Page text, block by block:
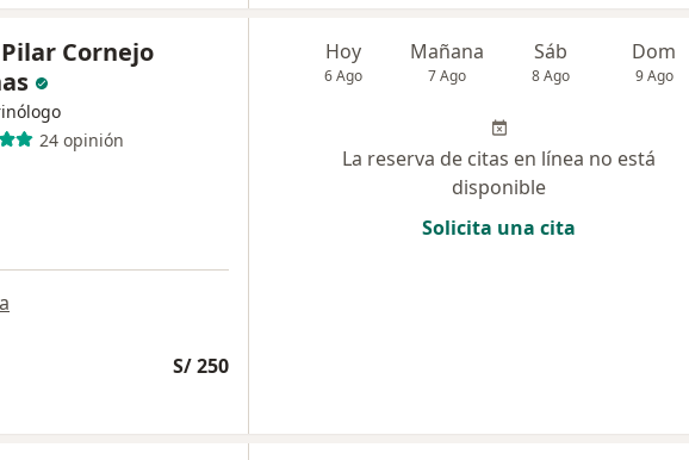
Cornejo
24 opinión
S/ 250
Hoy
6 Ago
Mañana
7 Ago
Sáb
8 Ago
Dom
9 Ago
La reserva de citas en línea no está
disponible
Solicita una cita